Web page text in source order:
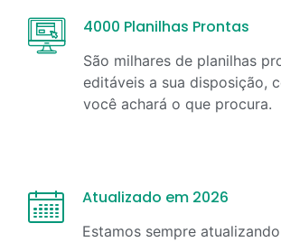
4000 Planilhas Prontas
São milhares de planilhas
editáveis a sua disposição,
você achará o que procura.
Atualizado em 2026
Estamos sempre